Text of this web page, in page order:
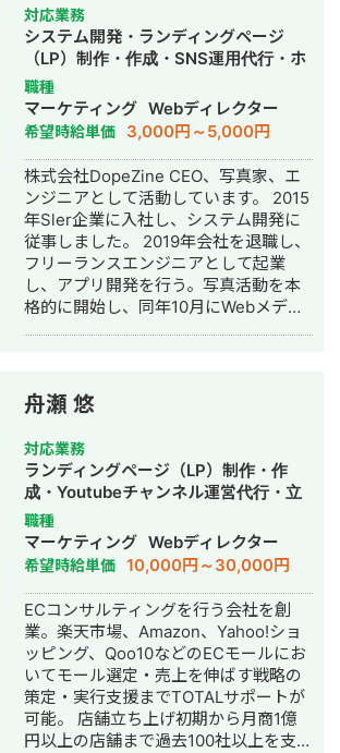
対応業務
システム開発・ランディングページ
（LP）制作・作成・SNS運用代行・ホ
ームページ制作・作成・動画制作・動
画編集
職種
マーケティング Webディレクター
希望時給単価 3,000円～5,000円
株式会社DopeZine CEO、写真家、エ
ンジニアとして活動しています。 2015
年Sler企業に入社し、システム開発に
従事しました。 2019年会社を退職し、
フリーランスエンジニアとして起業
し、アプリ開発を行う。写真活動を本
格的に開始し、同年10月にWebメディ
CEOに就任、Webサービス開発や書籍
出版を行う。現在は株式会社
DopeZineCEOとして会社経営を行いな
がら、フリーランスエンジニア・写真
家として活動中。
舟瀬 悠
対応業務
ランディングページ（LP）制作・作
成・Youtubeチャンネル運営代行・立
ち上げ・ECサイト構築・ネットショッ
プ作成代行・SEO対策・SNS運用代
行・ホームページ制作・作成・バナー
制作・デザイン・ロゴデザイン・作
成・リスティング広告運用代行・オウ
ンドメディア制作・構築・運用代行・
動画制作・動画編集
職種
マーケティング Webディレクター
希望時給単価 10,000円～30,000円
ECコンサルティングを行う会社を創
業。楽天市場、Amazon、Yahoo!ショ
ッピング、Qoo10などのECモールにお
いてモール選定・売上を伸ばす戦略の
策定・実行支援までTOTALサポートが
可能。 店舗立ち上げ初期から月商1億
円以上の店舗まで過去100社以上を支援